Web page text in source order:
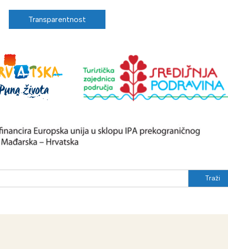
Transparentnost